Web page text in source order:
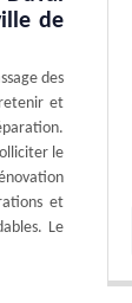
de
des
et
le
et
Le